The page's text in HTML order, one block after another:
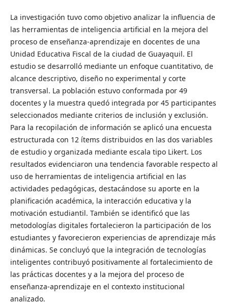
La investigación tuvo como objetivo analizar la influencia de
las herramientas de inteligencia artificial en la mejora del
proceso de enseñanza-aprendizaje en docentes de una
Unidad Educativa Fiscal de la ciudad de Guayaquil. El
estudio se desarrolló mediante un enfoque cuantitativo, de
alcance descriptivo, diseño no experimental y corte
transversal. La población estuvo conformada por 49
docentes y la muestra quedó integrada por 45 participantes
seleccionados mediante criterios de inclusión y exclusión.
Para la recopilación de información se aplicó una encuesta
estructurada con 12 ítems distribuidos en las dos variables
de estudio y organizada mediante escala tipo Likert. Los
resultados evidenciaron una tendencia favorable respecto al
uso de herramientas de inteligencia artificial en las
actividades pedagógicas, destacándose su aporte en la
planificación académica, la interacción educativa y la
motivación estudiantil. También se identificó que las
metodologías digitales fortalecieron la participación de los
estudiantes y favorecieron experiencias de aprendizaje más
dinámicas. Se concluyó que la integración de tecnologías
inteligentes contribuyó positivamente al fortalecimiento de
las prácticas docentes y a la mejora del proceso de
enseñanza-aprendizaje en el contexto institucional
analizado.